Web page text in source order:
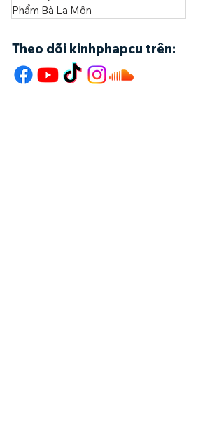
Phẩm Tham Ái
Phẩm Tỳ Kheo
Theo dõi kinhphapcu trên: